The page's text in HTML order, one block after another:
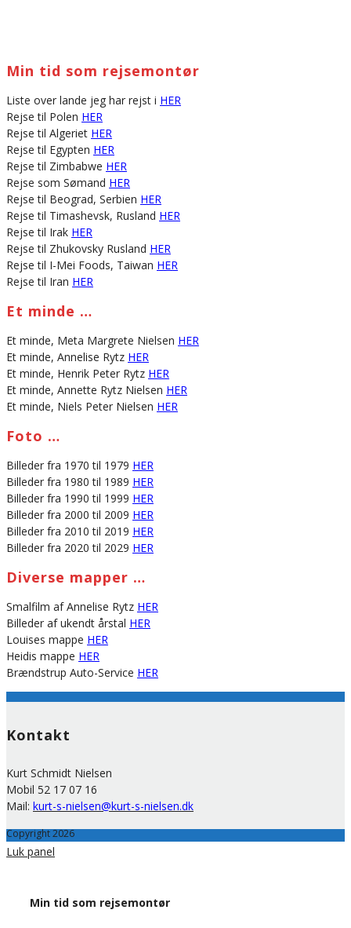
Min tid som rejsemontør
Liste over lande jeg har rejst i HER
Rejse til Polen HER
Rejse til Algeriet HER
Rejse til Egypten HER
Rejse til Zimbabwe HER
Rejse som Sømand HER
Rejse til Beograd, Serbien HER
Rejse til Timashevsk, Rusland HER
Rejse til Irak HER
Rejse til Zhukovsky Rusland HER
Rejse til I-Mei Foods, Taiwan HER
Rejse til Iran HER
Et minde …
Et minde, Meta Margrete Nielsen HER
Et minde, Annelise Rytz HER
Et minde, Henrik Peter Rytz HER
Et minde, Annette Rytz Nielsen HER
Et minde, Niels Peter Nielsen HER
Foto …
Billeder fra 1970 til 1979 HER
Billeder fra 1980 til 1989 HER
Billeder fra 1990 til 1999 HER
Billeder fra 2000 til 2009 HER
Billeder fra 2010 til 2019 HER
Billeder fra 2020 til 2029 HER
Diverse mapper …
Smalfilm af Annelise Rytz HER
Billeder af ukendt årstal HER
Louises mappe HER
Heidis mappe HER
Brændstrup Auto-Service HER
Kontakt
Kurt Schmidt Nielsen
Mobil 52 17 07 16
Mail: kurt-s-nielsen@kurt-s-nielsen.dk
Copyright 2026
Luk panel
Min tid som rejsemontør